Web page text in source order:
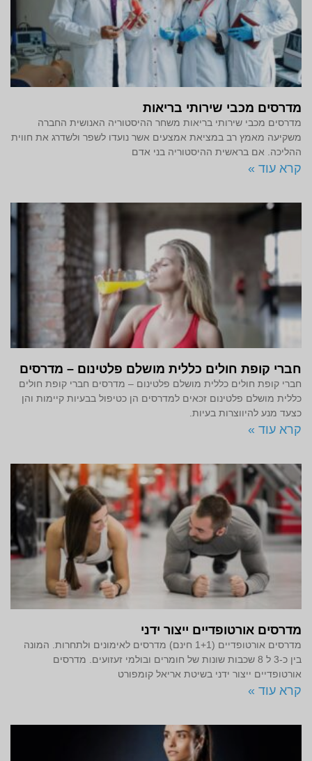
מדרסים מכבי שירותי בריאות
מדרסים מכבי שירותי בריאות משחר ההיסטוריה האנושית החברה
משקיעה מאמץ רב במציאת אמצעים אשר נועדו לשפר ולשדרג את חווית
ההליכה. אם בראשית ההיסטוריה בני אדם
קרא עוד »
חברי קופת חולים כללית מושלם פלטינום – מדרסים
חברי קופת חולים כללית מושלם פלטינום – מדרסים חברי קופת חולים
כללית מושלם פלטינום זכאים למדרסים הן כטיפול בבעיות קיימות והן
כצעד מנע להיווצרות בעיות.
קרא עוד »
מדרסים אורטופדיים ייצור ידני
מדרסים אורטופדיים (1+1 חינם) מדרסים לאימונים ולתחרות. המונה
בין כ-3 ל 8 שכבות שונות של חומרים ובולמי זעזועים. מדרסים
אורטופדיים ייצור ידני בשיטת אריאל קומפורט
קרא עוד »